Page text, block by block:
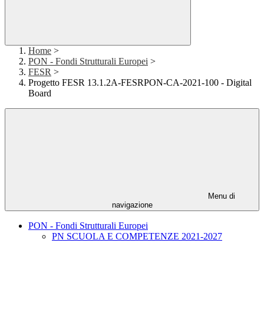
Home >
PON - Fondi Strutturali Europei >
FESR >
Progetto FESR 13.1.2A-FESRPON-CA-2021-100 - Digital
Board
Menu di
navigazione
PON - Fondi Strutturali Europei
PN SCUOLA E COMPETENZE 2021-2027